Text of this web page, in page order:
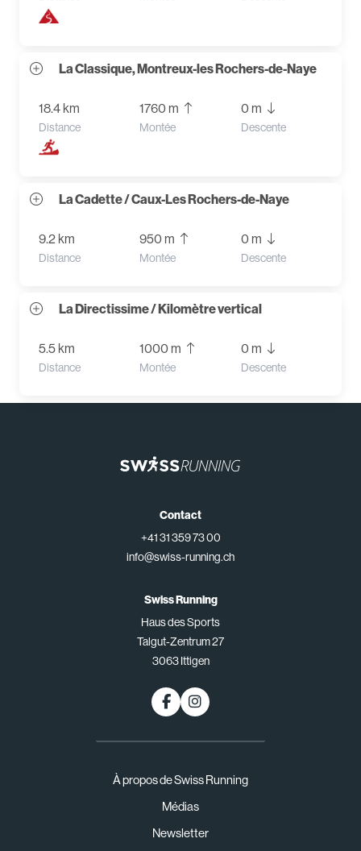
La Classique, Montreux-les Rochers-de-Naye
18.4 km
Distance
1760 m
Montée
0 m
Descente
La Cadette / Caux-Les Rochers-de-Naye
9.2 km
Distance
950 m
Montée
0 m
Descente
La Directissime / Kilomètre vertical
5.5 km
Distance
1000 m
Montée
0 m
Descente
À propos de Swiss Running
Médias
Newsletter
Contact
+41 31 359 73 00
info@swiss-running.ch
Swiss Running
Haus des Sports
Talgut-Zentrum 27
3063 Ittigen